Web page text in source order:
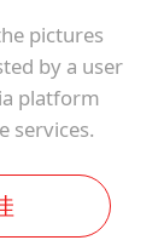
pictures
by a user
platform
services.